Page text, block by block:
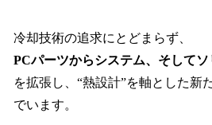
冷却技術の追求にとどまらず、
PCパーツからシステム、そして
を拡張し、“熱設計”を軸とした新
でいます。